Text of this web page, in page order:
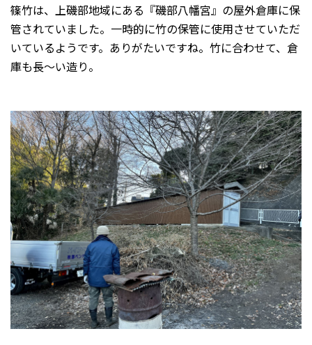
篠竹は、上磯部地域にある『磯部八幡宮』の屋外倉庫に保
管されていました。一時的に竹の保管に使用させていただ
いているようです。ありがたいですね。竹に合わせて、倉
庫も長〜い造り。